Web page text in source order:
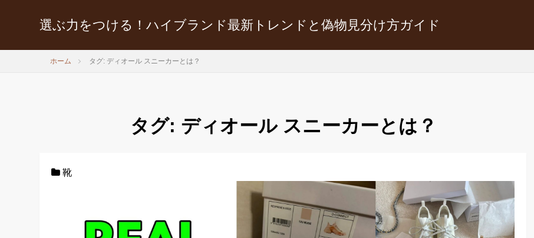
選ぶ力をつける！ハイブランド最新トレンドと偽物見分け方ガイド
ホーム タグ: ディオール スニーカーとは？
タグ: ディオール スニーカーとは？
靴